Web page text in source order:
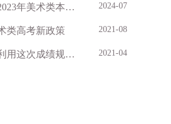
桂林信息科技学院2023年美术类本科专业录取分数线 2024-07-03
类高考新政策 2021-08-26
2021年美术生如何利用这次成绩规划志愿？ 2021-04-28